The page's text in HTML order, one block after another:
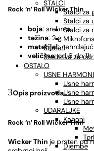
STALCI
Stalci za
Stalci za
Stalci za
Štimeri
Sredstva za
OSTALO
USNE
Usne
Usne
Usne
UDARALJKE
Kahoni
Djembe
Rock ‘n’ RollWicker Thin
boja: srebrna
težina: 2 g
materijal:
veličine: od 6 do 11
Opis proizvoda
Rock ‘n’ RollWicker Thin
Wicker Thin je prsten od